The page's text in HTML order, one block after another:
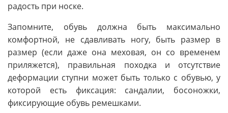
радость при носке.
Запомните, обувь должна быть максимально
комфортной, не сдавливать ногу, быть размер в
размер (если даже она меховая, он со временем
приляжется), правильная походка и отсутствие
деформации ступни может быть только с обувью, у
которой есть фиксация: сандалии, босоножки,
фиксирующие обувь ремешками.